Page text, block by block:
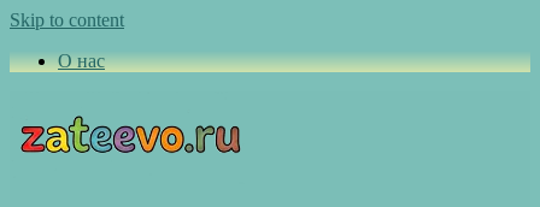
Skip to content
О нас